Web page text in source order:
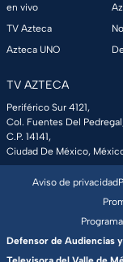
en vivo
TV Azteca
Azteca UNO
TV AZTECA
Periférico Sur 4121,
Col. Fuentes Del
C.P. 14141,
Ciudad De México,
Aviso de privacidad
Defensor de Audiencias